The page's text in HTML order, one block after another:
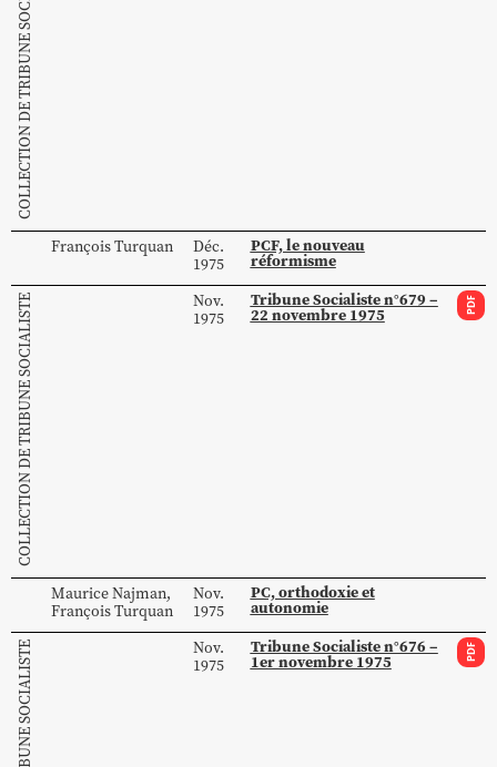
COLLECTION DE TRIBUNE SOCIALISTE
FrançoisTurquan
Déc.
1975
PCF, le nouveau
réformisme
COLLECTION DE TRIBUNE SOCIALISTE
Nov.
1975
Tribune Socialiste n°679 –
22 novembre 1975 PDF
MauriceNajman,
FrançoisTurquan
Nov.
1975
PC, orthodoxie et
autonomie
Nov.
1975
Tribune Socialiste n°676 –
1er novembre 1975 PDF